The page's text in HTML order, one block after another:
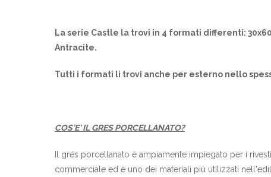
La serie Castle la trovi in 4 formati differenti:
Antracite.
Tutti i formati li trovi anche per esterno nello
COS'E' IL GRES PORCELLANATO?
Il grés porcellanato è ampiamente impiegato per i
commerciale ed è uno dei materiali più utilizzati